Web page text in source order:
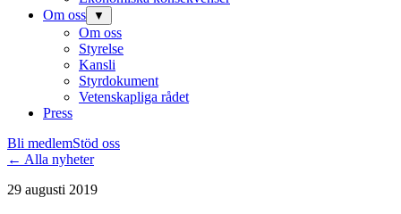
Om oss
▼
Om oss
Styrelse
Kansli
Styrdokument
Vetenskapliga rådet
Press
Bli medlemStöd oss
← Alla nyheter
29 augusti 2019